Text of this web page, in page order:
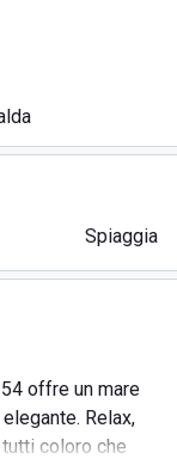
Spiaggia
offre un mare
Relax,
coloro che